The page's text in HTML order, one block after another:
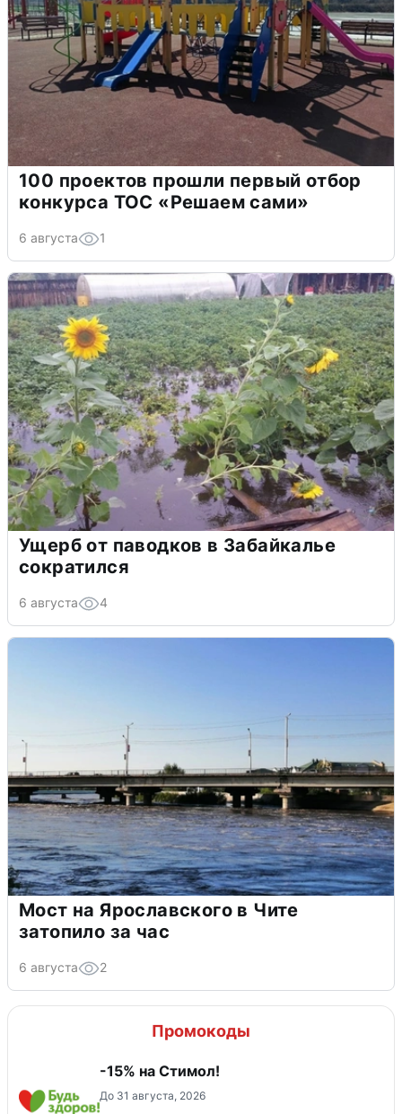
100 проектов прошли первый отбор
конкурса ТОС «Решаем сами»
6 августа 1
Ущерб от паводков в Забайкалье
сократился
6 августа 4
Мост на Ярославского в Чите
затопило за час
6 августа 2
Промокоды
-15% на Стимол!
До 31 августа, 2026